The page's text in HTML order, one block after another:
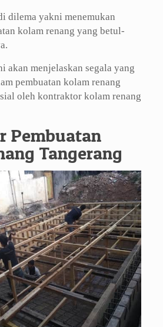
dilema yakni menemukan
kolam renang yang betul-
akan menjelaskan segala yang
pembuatan kolam renang
oleh kontraktor kolam renang
Pembuatan
Tangerang